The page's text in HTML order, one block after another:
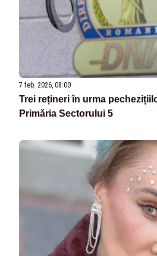
7 feb. 2026, 08:00
Trei rețineri în urma
Primăria Sectorului 5